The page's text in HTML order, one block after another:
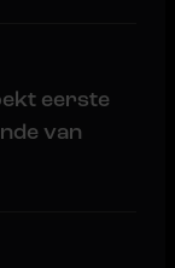
eerste
van